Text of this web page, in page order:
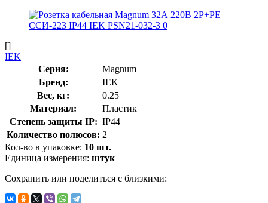
[]
IEK
Серия:
Magnum
Бренд:
IEK
Вес, кг:
0.25
Материал:
Пластик
Степень защиты IP: IP44
Количество полюсов: 2
Кол-во в упаковке: 10 шт.
Единица измерения: штук
Сохранить или поделиться с близкими: